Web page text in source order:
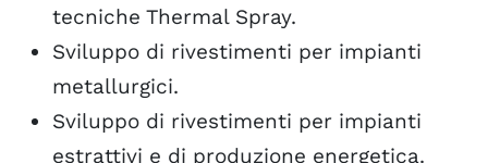
tecniche Thermal Spray.
Sviluppo di rivestimenti per impianti
metallurgici.
Sviluppo di rivestimenti per impianti
estrattivi e di produzione energetica.